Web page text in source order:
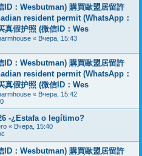
ID：Wesbutman) 購買歐盟居留許
resident permit (WhatsApp：
真假护照 (微信ID：Wes
« Вчера, 15:43
ID：Wesbutman) 購買歐盟居留許
resident permit (WhatsApp：
真假护照 (微信ID：Wes
« Вчера, 15:42
-¿Estafa o legítimo?
« Вчера, 15:40
ID：Wesbutman) 購買歐盟居留許